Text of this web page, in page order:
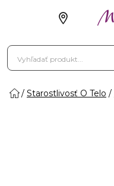
Starostlivosť O Telo